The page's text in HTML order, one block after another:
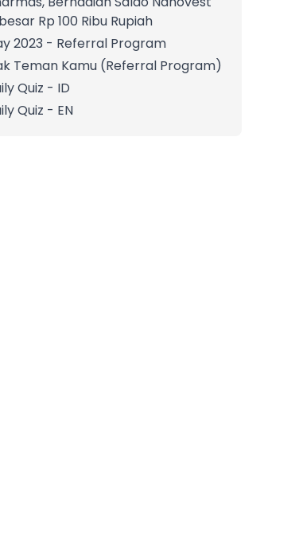
Rp 100 Ribu Rupiah
2023 - Referral Program
Teman Kamu (Referral Program)
Quiz - ID
Quiz - EN